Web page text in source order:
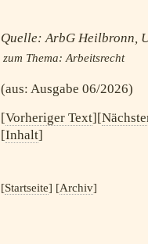
Quelle: ArbG Heilbronn,
zum Thema: Arbeitsrecht
(aus: Ausgabe 06/2026)
[Vorheriger Text][
[Inhalt]
[Startseite] [Archiv]